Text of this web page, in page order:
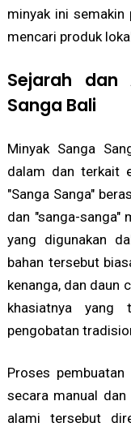
minyak ini
mencari produk
Sejarah dan
Sanga Bali
Minyak Sanga
dalam dan terkait
"Sanga Sanga"
dan "sanga-sanga"
yang digunakan
bahan tersebut
kenanga, dan daun
khasiatnya yang
pengobatan
Proses
secara manual dan
alami tersebut